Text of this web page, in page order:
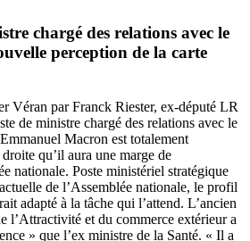
chargé des relations avec le
perception de la carte
Véran par Franck Riester, ex-député LR
de ministre chargé des relations avec le
Macron est totalement
qu’il aura une marge de
nationale. Poste ministériel stratégique
de l’Assemblée nationale, le profil
adapté à la tâche qui l’attend. L’ancien
l’Attractivité et du commerce extérieur a
» que l’ex ministre de la Santé. « Il a